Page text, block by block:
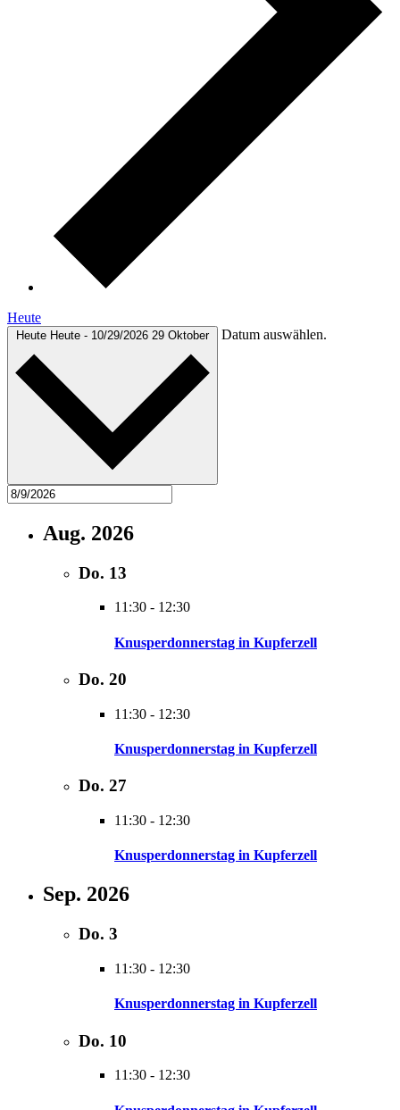
Heute
Heute Heute - 10/29/2026 29 Oktober Datum auswählen.
Aug. 2026
Do. 13
11:30 - 12:30
Knusperdonnerstag in Kupferzell
Do. 20
11:30 - 12:30
Knusperdonnerstag in Kupferzell
Do. 27
11:30 - 12:30
Knusperdonnerstag in Kupferzell
Sep. 2026
Do. 3
11:30 - 12:30
Knusperdonnerstag in Kupferzell
Do. 10
11:30 - 12:30